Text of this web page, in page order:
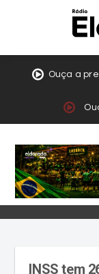
Ouça a
INSS tem